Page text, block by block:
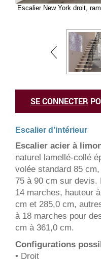
Escalier New York droit,
SE CONNECTER
Escalier d’intérieur
Escalier acier à
naturel lamellé-collé
volée standard 85
75 à 90 cm sur devis.
14 marches, hauteur
cm et 285,0 cm,
à 18 marches pour
cm à 361,0 cm.
Configurations
• Droit